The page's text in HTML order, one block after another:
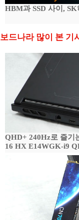
HBM과 SSD 사이,
보드나라 많이 본 기
QHD+ 240Hz로 즐기
16 HX E14WGK-i9